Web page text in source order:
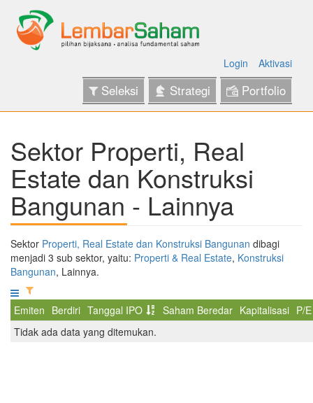
Login Aktivasi
Seleksi Strategi Portfolio
Sektor Properti, Real
Estate dan Konstruksi
Bangunan - Lainnya
Sektor Properti, Real Estate dan Konstruksi Bangunan dibagi
menjadi 3 sub sektor, yaitu: Properti & Real Estate, Konstruksi
Bangunan, Lainnya.
Emiten Berdiri Tanggal IPO Saham Beredar Kapitalisasi P/E
Tidak ada data yang ditemukan.